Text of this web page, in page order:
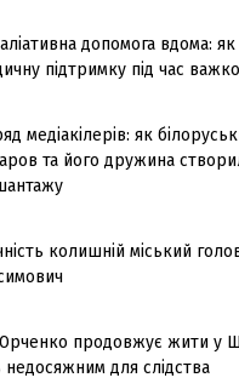
допомога вдома:
підтримку під час
медіакілерів: як
та його дружина
колишній міський
продовжує жити у
для слідства